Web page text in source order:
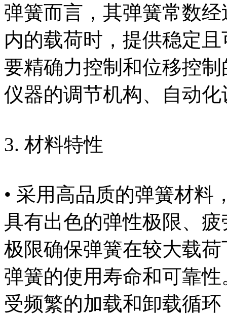
弹簧而言，其弹簧常数
内的载荷时，提供稳定
要精确力控制和位移控
仪器的调节机构、自动
3. 材料特性
• 采用高品质的弹簧材料
具有出色的弹性极限、
极限确保弹簧在较大载
弹簧的使用寿命和可靠
受频繁的加载和卸载循